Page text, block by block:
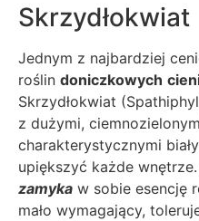
Skrzydłokwiat
Jednym z najbardziej
roślin doniczkowych
Skrzydłokwiat
z dużymi,
charakterystycznymi
upiększyć każde
zamyka w sobie esencję
mało wymagający,